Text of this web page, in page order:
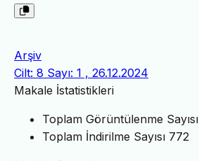
Arşiv
Cilt: 8 Sayı: 1 , 26.12.2024
Makale İstatistikleri
Toplam Görüntülenme Sayısı
Toplam İndirilme Sayısı 772